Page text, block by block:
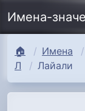
Имена-
🏠 Имена
Л
Лайали